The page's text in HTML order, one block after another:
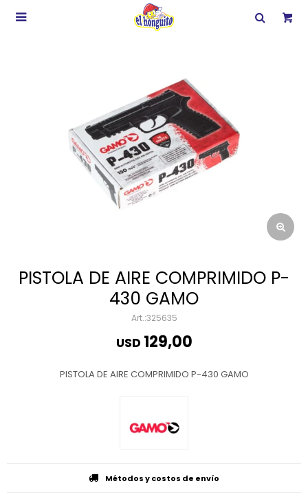

PISTOLA DE AIRE COMPRIMIDO P-
430 GAMO
325635
USD 129,00
PISTOLA DE AIRE COMPRIMIDO P-430 GAMO
Métodos y costos de envío